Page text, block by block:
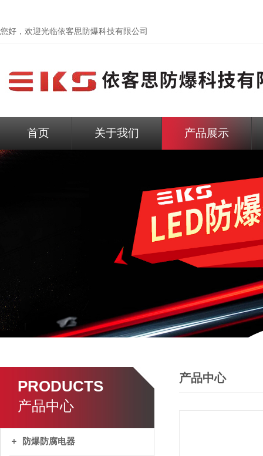
您好，欢迎光临依客思防爆科技有限公司
首页 关于我们 产品展示
PRODUCTS
产品中心
防爆防腐电器
产品中心